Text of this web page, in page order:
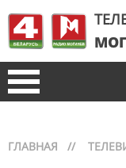
ГЛАВНАЯ //